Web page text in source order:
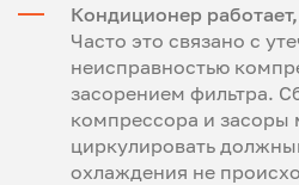
Кондиционер
Часто это связано с
неисправностью
засорением фильтра.
компрессора и
циркулировать
охлаждения не